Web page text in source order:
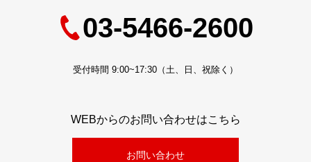
03-5466-2600
受付時間 9:00~17:30（土、日、祝除く）
WEBからのお問い合わせはこちら
お問い合わせ